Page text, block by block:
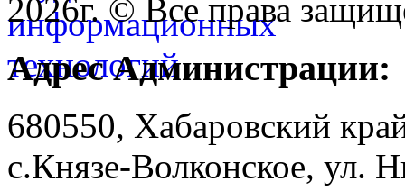
2026г. © Все права
Адрес Администрации:
680550, Хабаровский
с.Князе-Волконское, ул.